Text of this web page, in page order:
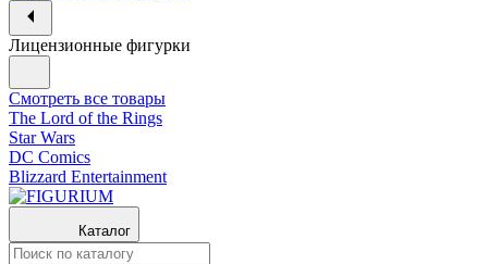
Лицензионные фигурки
Смотреть все товары
The Lord of the Rings
Star Wars
DC Comics
Blizzard Entertainment
Каталог